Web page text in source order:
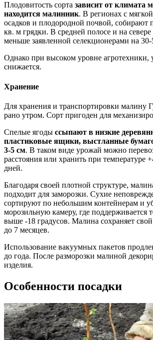
Плодовитость сорта зависит от климата
находится малинник. В регионах с
осадков и плодородной почвой, собирают
кв. м грядки. В средней полосе и на
меньше заявленной селекционерами на 30-
Однако при высоком уровне агротехники,
снижается.
Хранение
Для хранения и транспортировки малину
рано утром. Сорт пригоден для
Спелые ягоды ссыпают в низкие
пластиковые ящики, выстланные
3-5 см. В таком виде урожай можно
расстояния или хранить при температуре
дней.
Благодаря своей плотной структуре,
подходит для заморозки. Сухие
сортируют по небольшим контейнерам и
морозильную камеру, где поддерживается
выше -18 градусов. Малина сохраняет свой
до 7 месяцев.
Использование вакуумных пакетов
до года. После разморозки малиной
изделия.
Особенности посадки